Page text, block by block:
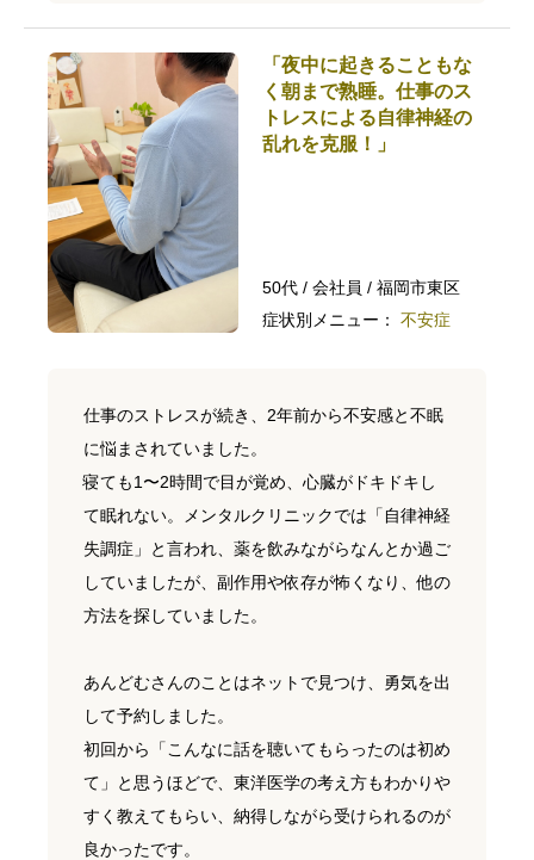
「夜中に起きることもな
く朝まで熟睡。仕事のス
トレスによる自律神経の
乱れを克服！」
50代 / 会社員 / 福岡市東区
症状別メニュー： 不安症
仕事のストレスが続き、2年前から不安感と不眠
に悩まされていました。
寝ても1〜2時間で目が覚め、心臓がドキドキし
て眠れない。メンタルクリニックでは「自律神経
失調症」と言われ、薬を飲みながらなんとか過ご
していましたが、副作用や依存が怖くなり、他の
方法を探していました。
あんどむさんのことはネットで見つけ、勇気を出
して予約しました。
初回から「こんなに話を聴いてもらったのは初め
て」と思うほどで、東洋医学の考え方もわかりや
すく教えてもらい、納得しながら受けられるのが
良かったです。